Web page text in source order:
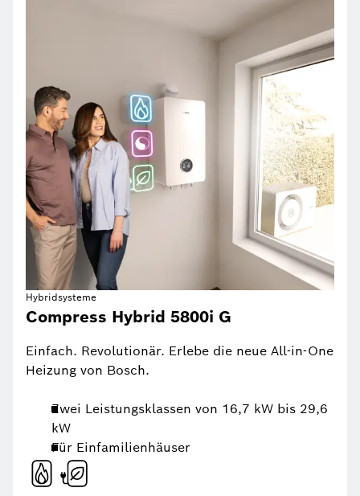
Hybridsysteme
Compress Hybrid 5800i G
Einfach. Revolutionär. Erlebe die neue All-in-One
Heizung von Bosch.
Zwei Leistungsklassen von 16,7 kW bis 29,6
kW
Für Einfamilienhäuser